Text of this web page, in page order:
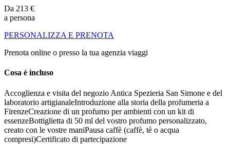
Da 213 €
a persona
PERSONALIZZA E PRENOTA
Prenota online o presso la tua agenzia viaggi
Cosa è incluso
Accoglienza e visita del negozio Antica Spezieria San Simone e del
laboratorio artigianaleIntroduzione alla storia della profumeria a
FirenzeCreazione di un profumo per ambienti con un kit di
essenzeBottiglietta di 50 ml del vostro profumo personalizzato,
creato con le vostre maniPausa caffè (caffè, tè o acqua
compresi)Certificato di partecipazione